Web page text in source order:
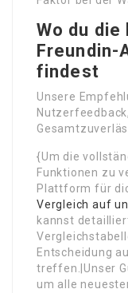
Wo du die
Freundin-
findest
Unsere
{Um die
Funktionen zu
Plattform für
Vergleich auf
kannst
Entscheidung
treffen.|Unser
um alle